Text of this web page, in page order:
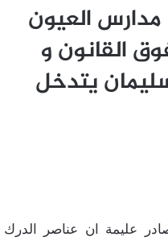
العيون
القانون و
يتدخل
عليمة ان عناصر الدرك